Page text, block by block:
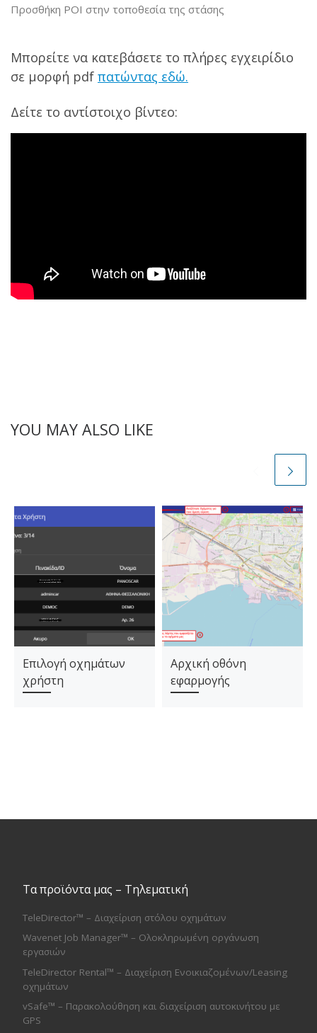
Προσθήκη POI στην τοποθεσία της στάσης
Μπορείτε να κατεβάσετε το πλήρες εγχειρίδιο
σε μορφή pdf πατώντας εδώ.
Δείτε το αντίστοιχο βίντεο:
YOU MAY ALSO LIKE
Επιλογή οχημάτων
χρήστη
Αρχική οθόνη
εφαρμογής
Τα προϊόντα μας – Τηλεματική
TeleDirector™ – Διαχείριση στόλου οχημάτων
Wavenet Job Manager™ – Ολοκληρωμένη οργάνωση
εργασιών
TeleDirector Rental™ – Διαχείριση Ενοικιαζομένων/Leasing
οχημάτων
vSafe™ – Παρακολούθηση και διαχείριση αυτοκινήτου με
GPS